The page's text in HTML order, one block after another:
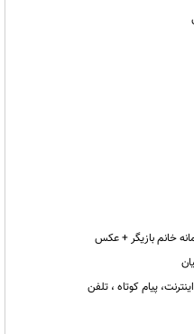
خانم بازیگر + عکس
پیام کوتاه ، تلفن